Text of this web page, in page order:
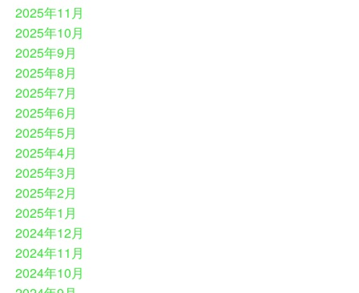
2025年11月
2025年10月
2025年9月
2025年8月
2025年7月
2025年6月
2025年5月
2025年4月
2025年3月
2025年2月
2025年1月
2024年12月
2024年11月
2024年10月